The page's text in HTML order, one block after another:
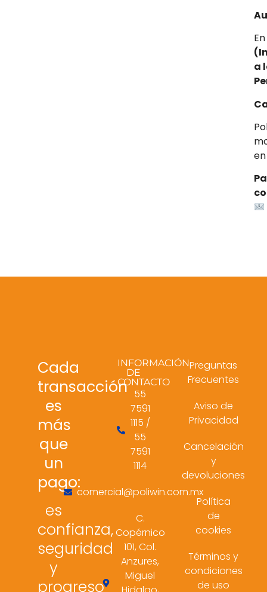
a
Cada
transacción
es
más
que
un
pago:
es
confianza,
seguridad
y
progreso
INFORMACIÓN
DE
CONTACTO
55
7591
1115 /
55
7591
1114
comercial@poliwin.com.mx
C.
Copérnico
101, Col.
Anzures,
Miguel
Preguntas
Frecuentes
Aviso de
Privacidad
Cancelación
y
devoluciones
Política
de
cookies
Términos y
condiciones
de uso